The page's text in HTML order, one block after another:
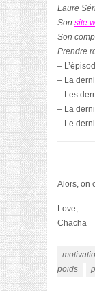
Laure
Son site
Son
Prendre
–
– La
– Les
– La
– Le
Alors, on
Love,
Chacha
poids